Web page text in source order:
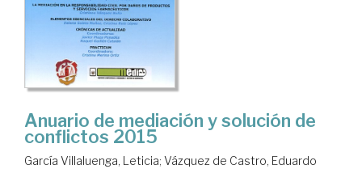
Anuario de mediación y solución de
conflictos 2015
García Villaluenga, Leticia; Vázquez de Castro, Eduardo